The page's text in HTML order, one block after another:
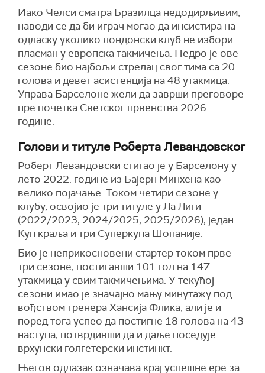
Иако Челси сматра Бразилца недодирљивим,
наводи се да би играч могао да инсистира на
одласку уколико лондонски клуб не избори
пласман у европска такмичења. Педро је ове
сезоне био најбољи стрелац свог тима са 20
голова и девет асистенција на 48 утакмица.
Управа Барселоне жели да заврши преговоре
пре почетка Светског првенства 2026.
године.
Голови и титуле Роберта Левандовског
Роберт Левандовски стигао је у Барселону у
лето 2022. године из Бајерн Минхена као
велико појачање. Током четири сезоне у
клубу, освојио је три титуле у Ла Лиги
(2022/2023, 2024/2025, 2025/2026), један
Куп краља и три Суперкупа Шопаније.
Био је неприкосновени стартер током прве
три сезоне, постигавши 101 гол на 147
утакмица у свим такмичењима. У текућој
сезони имао је значајно мању минутажу под
вођством тренера Хансија Флика, али је и
поред тога успео да постигне 18 голова на 43
наступа, потврдивши да и даље поседује
врхунски голгетерски инстинкт.
Његов одлазак означава крај успешне ере за